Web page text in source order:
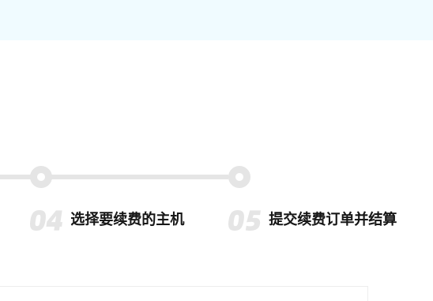
选择要续费的主机 提交续费订单并结算